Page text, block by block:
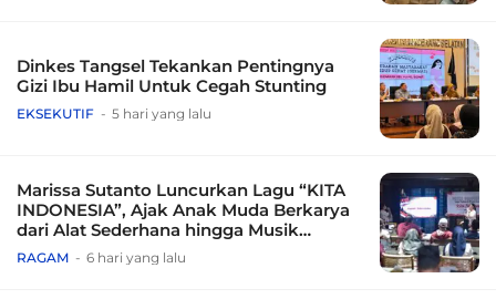
Dinkes Tangsel Tekankan Pentingnya
Gizi Ibu Hamil Untuk Cegah Stunting
EKSEKUTIF 5 hari yang lalu
Marissa Sutanto Luncurkan Lagu “KITA
INDONESIA”, Ajak Anak Muda Berkarya
dari Alat Sederhana hingga Musik
Tradisional
RAGAM 6 hari yang lalu